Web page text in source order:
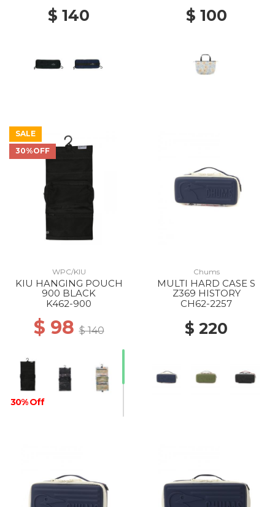
$ 140 $ 100
SALE
30%OFF
WPC/KIU
KIU HANGING POUCH
900 BLACK
K462-900
$ 98$ 140
30% Off
Chums
MULTI HARD CASE S
Z369 HISTORY
CH62-2257
$ 220